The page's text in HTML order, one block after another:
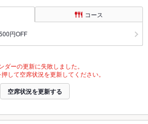
コース
円OFF
ダーの更新に失敗しました。
して空席状況を更新してください。
空席状況を更新する